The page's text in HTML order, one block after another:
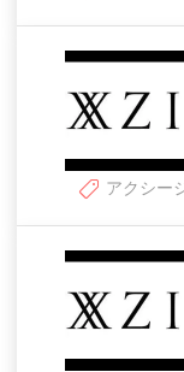
アクシー